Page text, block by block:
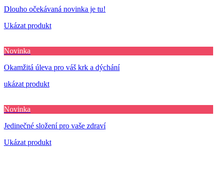
Dlouho očekávaná novinka je tu!
Ukázat produkt
Novinka
Okamžitá úleva pro váš krk a dýchání
ukázat produkt
Novinka
Jedinečné složení pro vaše zdraví
Ukázat produkt